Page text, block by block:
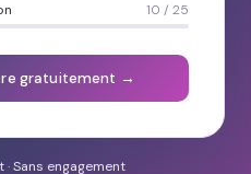
10 / 25
gratuitement →
Sans engagement